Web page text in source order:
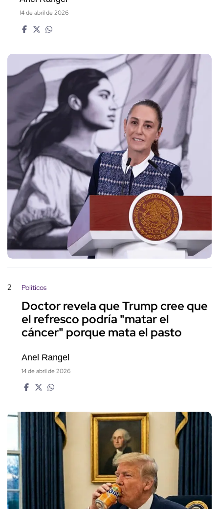
14 de abril de 2026
2 Políticos
Doctor revela que Trump cree que
el refresco podría "matar el
cáncer" porque mata el pasto
Anel Rangel
14 de abril de 2026